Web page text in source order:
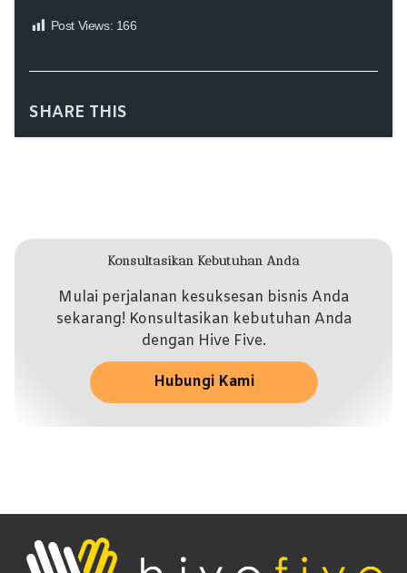
Post Views: 166
SHARE THIS
Konsultasikan Kebutuhan Anda
Mulai perjalanan kesuksesan bisnis Anda
sekarang! Konsultasikan kebutuhan Anda
dengan Hive Five.
Hubungi Kami